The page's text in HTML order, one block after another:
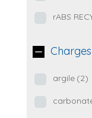
rABS
Charges
argile (2)